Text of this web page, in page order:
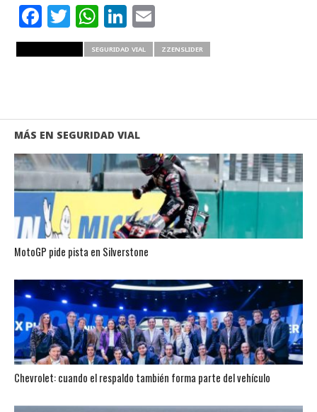
Facebook
Twitter
WhatsApp
LinkedIn
Email
SEGURIDAD VIAL ZZENSLIDER
MÁS EN SEGURIDAD VIAL
MotoGP pide pista en Silverstone
Chevrolet: cuando el respaldo también forma parte del vehículo